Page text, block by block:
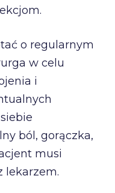
o regularnym
w celu
i
ból, gorączka,
musi
lekarzem.